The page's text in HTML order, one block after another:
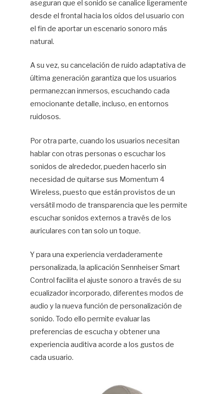
aseguran que el sonido se canalice ligeramente
desde el frontal hacia los oídos del usuario con
el fin de aportar un escenario sonoro más
natural.
A su vez, su cancelación de ruido adaptativa de
última generación garantiza que los usuarios
permanezcan inmersos, escuchando cada
emocionante detalle, incluso, en entornos
ruidosos.
Por otra parte, cuando los usuarios necesitan
hablar con otras personas o escuchar los
sonidos de alrededor, pueden hacerlo sin
necesidad de quitarse sus Momentum 4
Wireless, puesto que están provistos de un
versátil modo de transparencia que les permite
escuchar sonidos externos a través de los
auriculares con tan solo un toque.
Y para una experiencia verdaderamente
personalizada, la aplicación Sennheiser Smart
Control facilita el ajuste sonoro a través de su
ecualizador incorporado, diferentes modos de
audio y la nueva función de personalización de
sonido. Todo ello permite evaluar las
preferencias de escucha y obtener una
experiencia auditiva acorde a los gustos de
cada usuario.